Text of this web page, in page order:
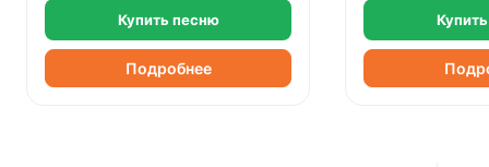
Купить песню
Подробнее